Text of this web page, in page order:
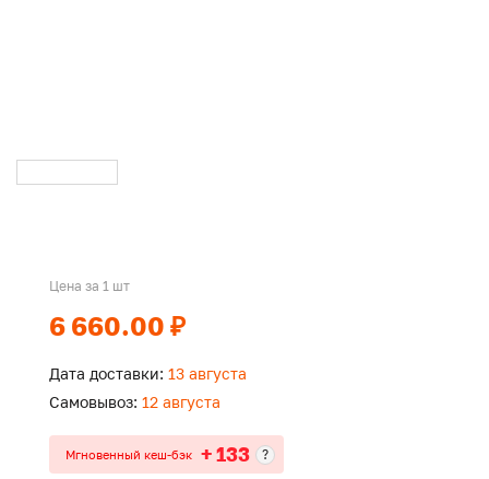
Цена за 1 шт
6 660.00 ₽
Дата доставки: 13 августа
Самовывоз: 12 августа
Мгновенный кеш-бэк + 133 ?